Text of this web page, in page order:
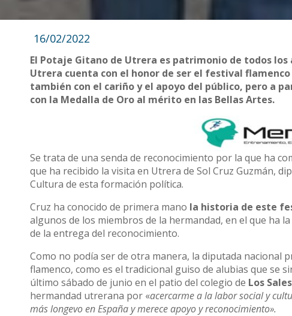
16/02/2022
El Potaje Gitano de Utrera es patrimonio de todos
Utrera cuenta con el honor de ser el festival
también con el cariño y el apoyo del público, pero a
con la Medalla de Oro al mérito en las Bellas Artes.
Se trata de una senda de reconocimiento por la que ha
que ha recibido la visita en Utrera de Sol Cruz Guzmán,
Cultura de esta formación política.
Cruz ha conocido de primera mano la historia de este
algunos de los miembros de la hermandad, en el que ha
de la entrega del reconocimiento.
Como no podía ser de otra manera, la diputada nacional
flamenco, como es el tradicional guiso de alubias que se
último sábado de junio en el patio del colegio de Los
hermandad utrerana por «acercarme a la labor social y
más longevo en España y merece apoyo y reconocimiento».